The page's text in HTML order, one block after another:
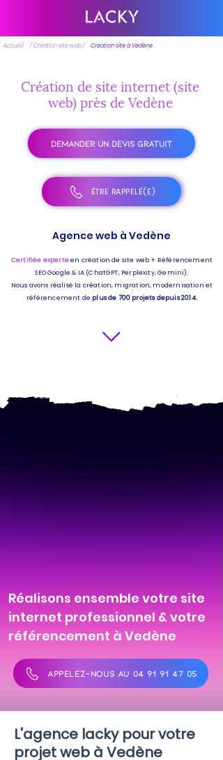
Accueil / Création site web / Création site à Vedène
Création de site internet (site
web) près de Vedène
DEMANDER UN DEVIS GRATUIT
ÊTRE RAPPELÉ(E)
Agence web à Vedène
Certifiée experteen création de site web + Référencement
SEO Google & IA (ChatGPT, Perplexity, Gemini).
Nous avons réalisé la création, migration, modernisation et
référencement de plus de 700 projets depuis 2014.
Réalisons ensemble votre site
internet professionnel & votre
référencement à Vedène
APPELEZ-NOUS AU 04 91 91 47 05
L'agence lacky pour votre
projet web à Vedène